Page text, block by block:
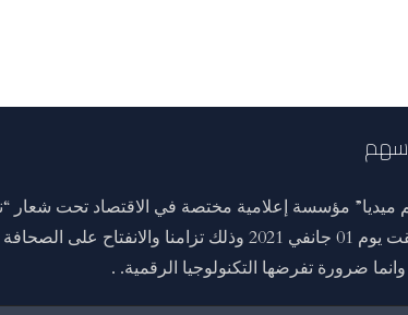
ميديا” مؤسسة إعلامية مختصة في الاقتصاد تحت شعار
انطلقت يوم 01 جانفي 2021 وذلك تزامنا
ضرورة تفرضها التكنولوجيا الرقمية. .